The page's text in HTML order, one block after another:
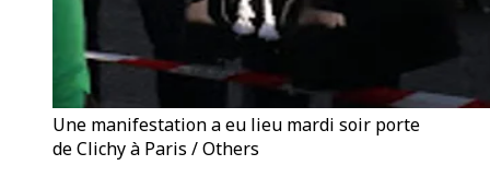
Une manifestation a eu lieu mardi soir porte
de Clichy à Paris / Others